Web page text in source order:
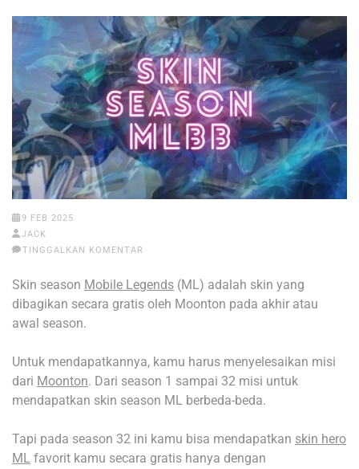
9 FEB 2025
JACK
TINGGALKAN KOMENTAR
Skin season Mobile Legends (ML) adalah skin yang
dibagikan secara gratis oleh Moonton pada akhir atau
awal season.
Untuk mendapatkannya, kamu harus menyelesaikan misi
dari Moonton. Dari season 1 sampai 32 misi untuk
mendapatkan skin season ML berbeda-beda.
Tapi pada season 32 ini kamu bisa mendapatkan skin hero
ML favorit kamu secara gratis hanya dengan